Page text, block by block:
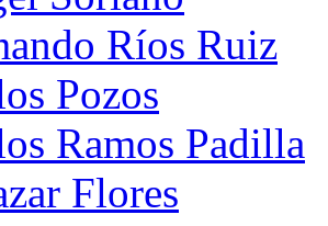
Ríos Ruiz
Pozos
Ramos Padilla
Flores